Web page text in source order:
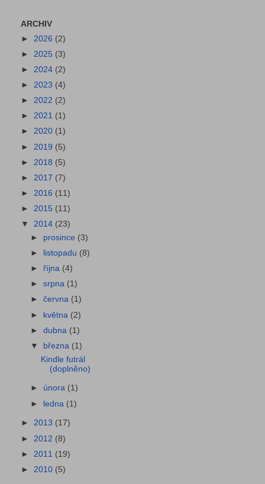
ARCHIV
► 2026 (2)
► 2025 (3)
► 2024 (2)
► 2023 (4)
► 2022 (2)
► 2021 (1)
► 2020 (1)
► 2019 (5)
► 2018 (5)
► 2017 (7)
► 2016 (11)
► 2015 (11)
▼ 2014 (23)
► prosince (3)
►
listopadu (8)
►října (4)
►srpna (1)
►června (1)
► května (2)
►dubna (1)
▼
března (1)
Kindle futrál
(doplněno)
► února (1)
► ledna (1)
► 2013 (17)
► 2012 (8)
► 2011 (19)
► 2010 (5)